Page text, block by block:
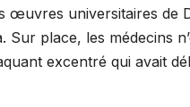
œuvres universitaires de
Sur place, les médecins
excentré qui avait